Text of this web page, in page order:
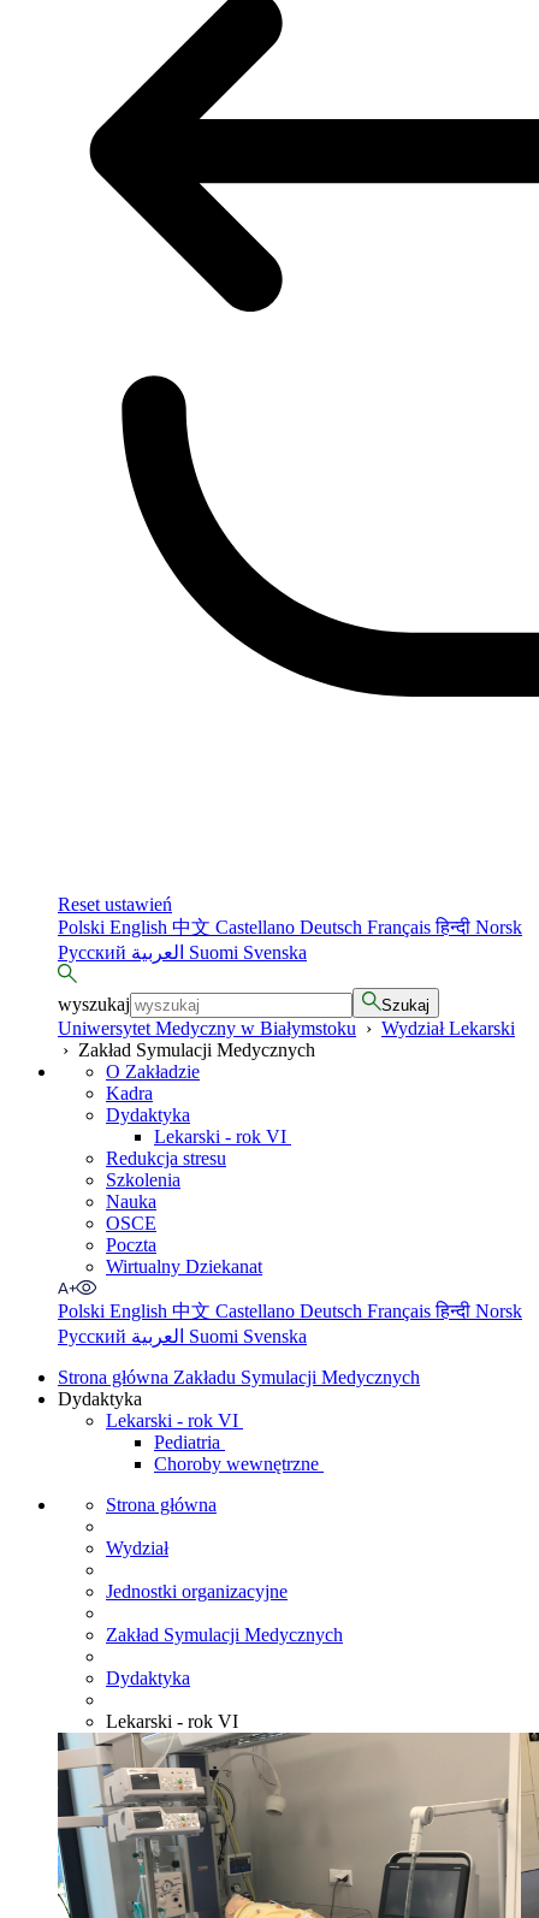
Reset ustawień
Polski English 中文 Castellano Deutsch Françaisहिन्दी Norsk
Русский
Suomi Svenska
wyszukaj Szukaj
Uniwersytet Medyczny w Białymstoku › Wydział Lekarski
› Zakład Symulacji Medycznych
O Zakładzie
Kadra
Dydaktyka
Lekarski - rok VI
Redukcja stresu
Szkolenia
Nauka
OSCE
Poczta
Wirtualny Dziekanat
Polski English 中文 Castellano Deutsch Françaisहिन्दी Norsk
Русский
Suomi Svenska
Strona główna Zakładu Symulacji Medycznych
Dydaktyka
Lekarski - rok VI
Pediatria
Choroby wewnętrzne
Strona główna
Wydział
Jednostki organizacyjne
Zakład Symulacji Medycznych
Dydaktyka
Lekarski - rok VI